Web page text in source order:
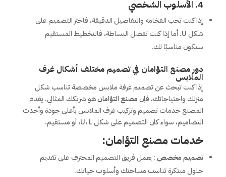
4. الأسلوب الشخصي
إذا كنت تحب الفخامة والتفاصيل الدقيقة، فاختر التصميم على
شكل U. أما إذا كنت تفضل البساطة، فالتخطيط المستقيم
سيكون مناسبًا لك.
دور مصنع التؤامان في تصميم مختلف أشكال غرف
الملابس
إذا كنت تبحث عن تصميم غرفة ملابس مخصصة تناسب شكل
منزلك واحتياجاتك، فإن مصنع التؤامانهو شريكك المثالي. يقدم
المصنع خدمات تصميم وتركيب غرف الملابس بأعلى جودة وأحدث
التصاميم، سواء كان التصميم على شكل U، L، أو مستقيم.
خدمات مصنع التؤامان:
تصميم مخصص: يعمل فريق التصميم المحترف على تقديم
حلول مبتكرة تناسب مساحتك وأسلوب حياتك.